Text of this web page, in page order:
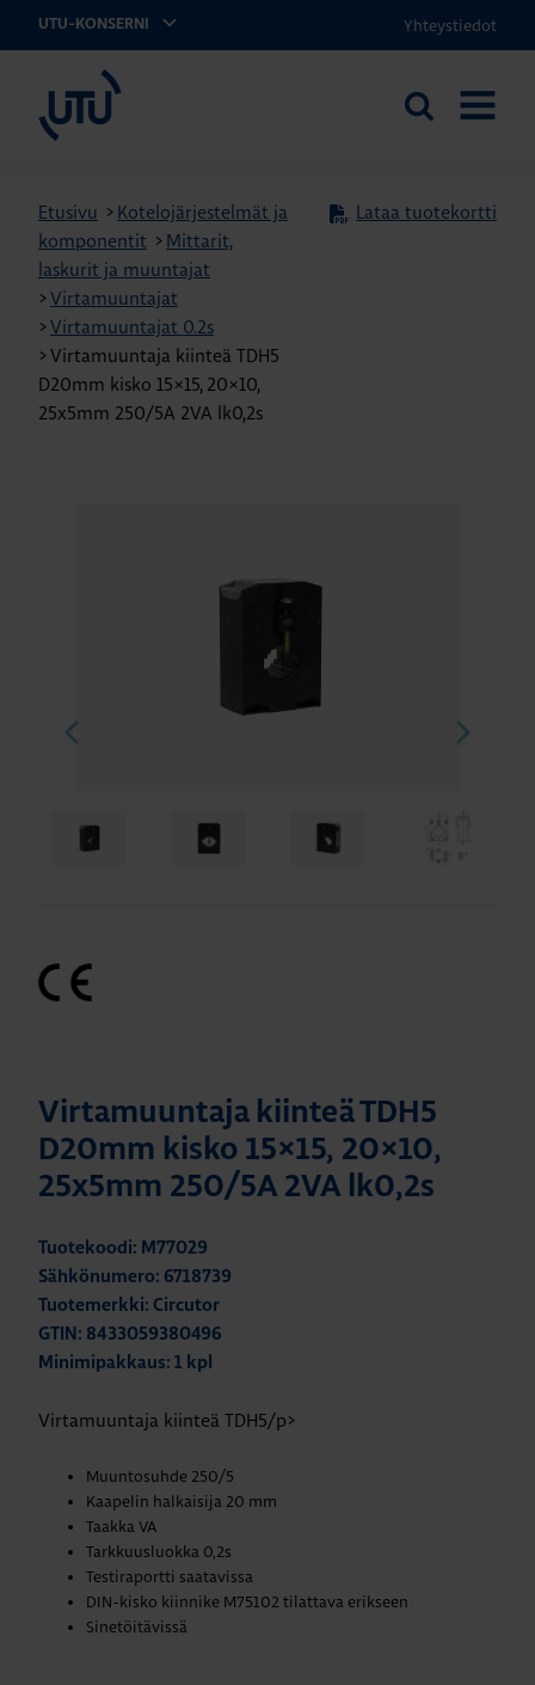
UTU-KONSERNI Yhteystiedot
Etsi
Etusivu > Kotelojärjestelmät ja
komponentit > Mittarit,
laskurit ja muuntajat
>Virtamuuntajat
>Virtamuuntajat 0.2s
>Virtamuuntaja kiinteä TDH5
D20mm kisko 15×15, 20×10,
25x5mm 250/5A 2VA lk0,2s
Lataa tuotekortti
Virtamuuntaja kiinteä TDH5
D20mm kisko 15×15, 20×10,
25x5mm 250/5A 2VA lk0,2s
Tuotekoodi: M77029
Sähkönumero: 6718739
Tuotemerkki: Circutor
GTIN: 8433059380496
Minimipakkaus: 1 kpl
Virtamuuntaja kiinteä TDH5/p>
Muuntosuhde 250/5
Kaapelin halkaisija 20 mm
Taakka VA
Tarkkuusluokka 0,2s
Testiraportti saatavissa
DIN-kisko kiinnike M75102 tilattava erikseen
Sinetöitävissä